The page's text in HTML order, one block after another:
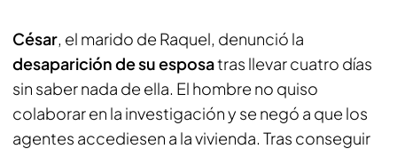
César, el marido de Raquel, denunció la
desaparición de su esposatras llevar cuatro días
sin saber nada de ella. El hombre no quiso
colaborar en la investigación y se negó a que los
agentes accediesen a la vivienda. Tras conseguir